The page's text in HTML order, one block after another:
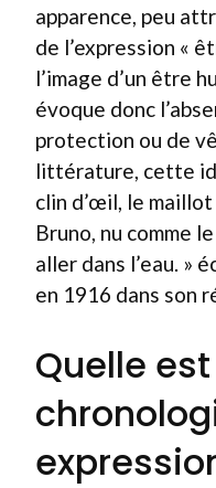
apparence, peu
de l’expression «
l’image d’un être
évoque donc
protection ou de
littérature, cette
clin d’œil, le
Bruno, nu comme
aller dans l’eau. »
en 1916 dans son
Quelle